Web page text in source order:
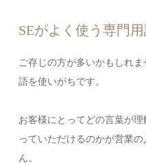
SEがよく使う専門
ご存じの方が多いかもしれ
語を使いがちです。
お客様にとってどの言葉が
っていただけるのかが営業
ん。